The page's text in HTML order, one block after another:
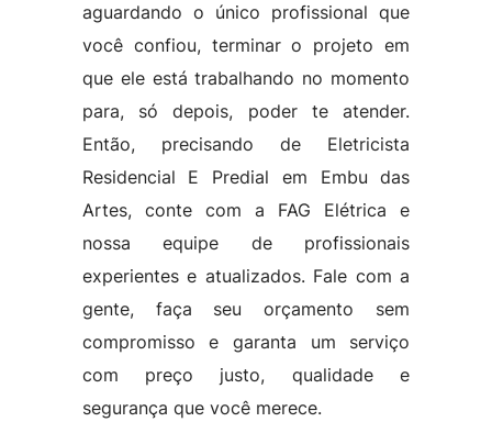
aguardando o único profissional que
você confiou, terminar o projeto em
que ele está trabalhando no momento
para, só depois, poder te atender.
Então, precisando de Eletricista
Residencial E Predial em Embu das
Artes, conte com a FAG Elétrica e
nossa equipe de profissionais
experientes e atualizados. Fale com a
gente, faça seu orçamento sem
compromisso e garanta um serviço
com preço justo, qualidade e
segurança que você merece.